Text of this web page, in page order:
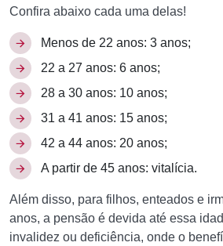
Confira abaixo cada uma delas!
Menos de 22 anos: 3 anos;
22 a 27 anos: 6 anos;
28 a 30 anos: 10 anos;
31 a 41 anos: 15 anos;
42 a 44 anos: 20 anos;
A partir de 45 anos: vitalícia.
Além disso, para filhos, enteados e
anos, a pensão é devida até essa
invalidez ou deficiência, onde o